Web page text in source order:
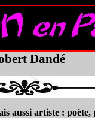
Dandé
aussi artiste : poète,